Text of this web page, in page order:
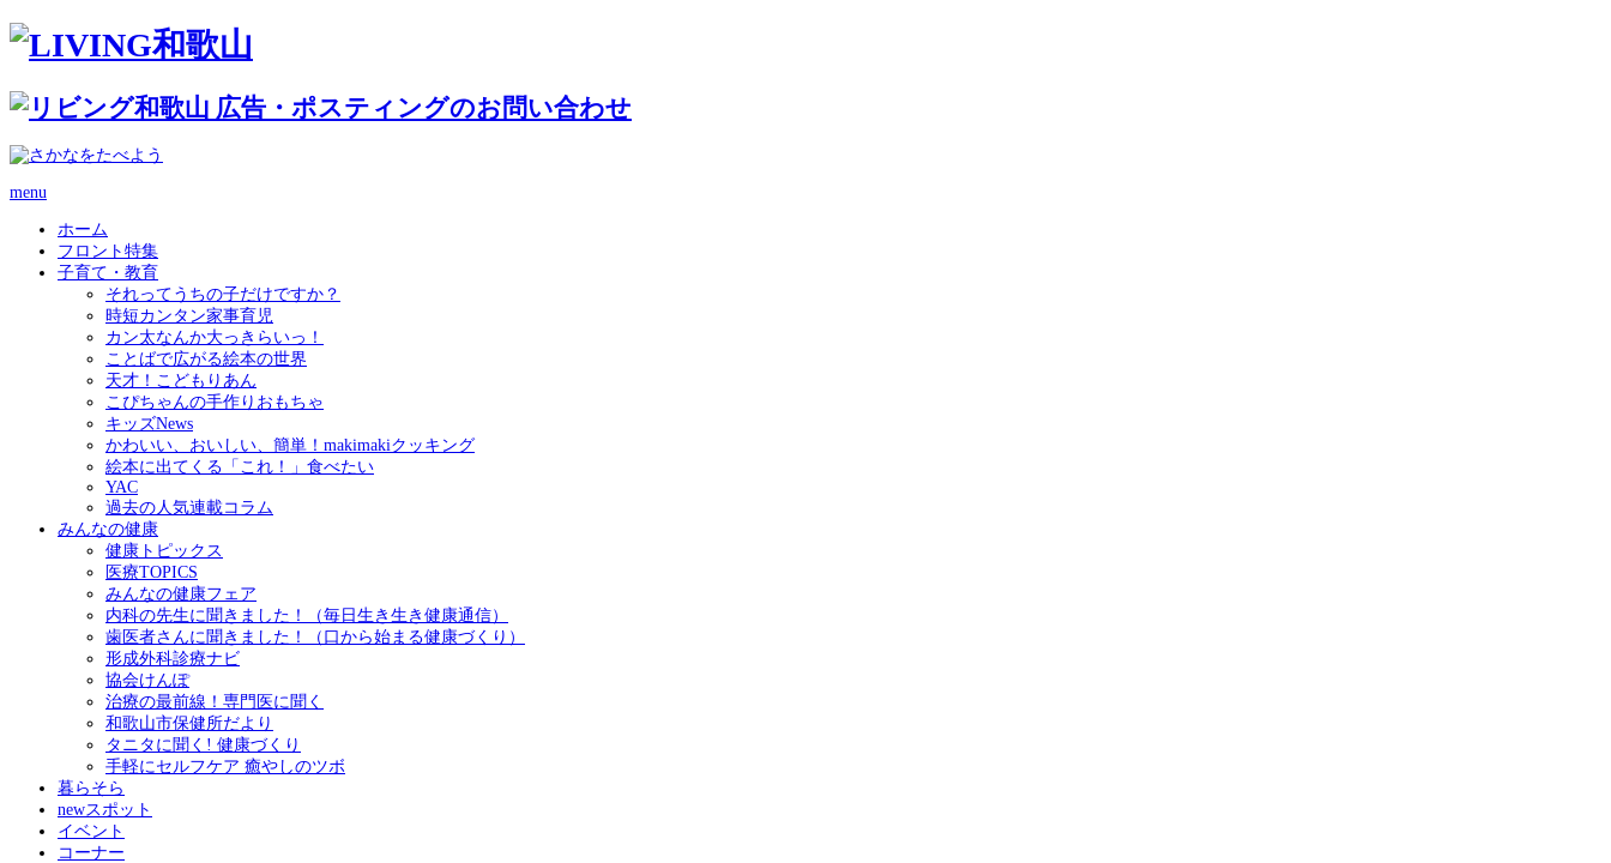
menu
ホーム
フロント特集
子育て・教育
それってうちの子だけですか？
時短カンタン家事育児
カン太なんか大っきらいっ！
ことばで広がる絵本の世界
天才！こどもりあん
こぴちゃんの手作りおもちゃ
キッズNews
かわいい、おいしい、簡単！makimakiクッキング
絵本に出てくる「これ！」食べたい
YAC
過去の人気連載コラム
みんなの健康
健康トピックス
医療TOPICS
みんなの健康フェア
内科の先生に聞きました！（毎日生き生き健康通信）
歯医者さんに聞きました！（口から始まる健康づくり）
形成外科診療ナビ
協会けんぽ
治療の最前線！専門医に聞く
和歌山市保健所だより
タニタに聞く! 健康づくり
手軽にセルフケア 癒やしのツボ
暮らそら
newスポット
イベント
コーナー